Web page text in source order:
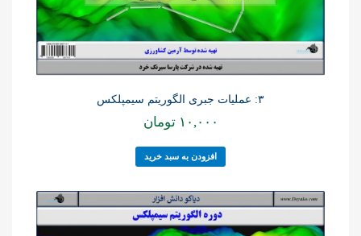
۳: عملیات جبری الگوریتم سیمپلکس
۱۰,۰۰۰ تومان
افزودن به سبد خرید